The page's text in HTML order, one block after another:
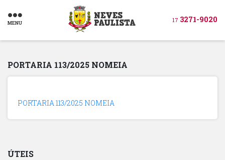
MENU 17 3271-9020
PORTARIA 113/2025 NOMEIA
PORTARIA 113/2025 NOMEIA
ÚTEIS